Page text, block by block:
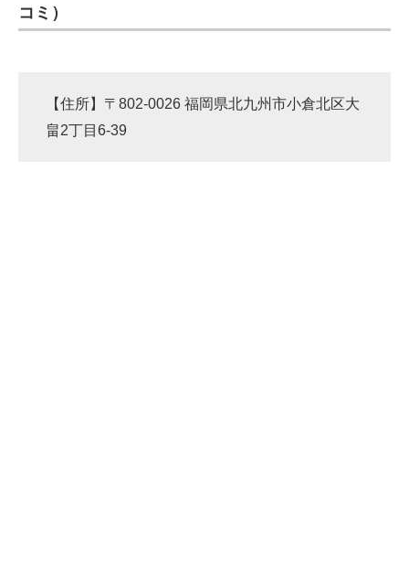
コミ）
【住所】〒802-0026 福岡県北九州市小倉北区大
畠2丁目6-39